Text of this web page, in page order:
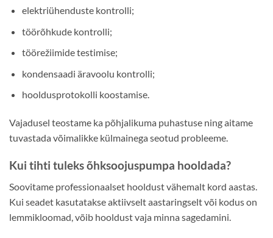
elektriühenduste kontrolli;
töörõhkude kontrolli;
töörežiimide testimise;
kondensaadi äravoolu kontrolli;
hooldusprotokolli koostamise.
Vajadusel teostame ka põhjalikuma puhastuse ning aitame
tuvastada võimalikke külmainega seotud probleeme.
Kui tihti tuleks õhksoojuspumpa hooldada?
Soovitame professionaalset hooldust vähemalt kord aastas.
Kui seadet kasutatakse aktiivselt aastaringselt või kodus on
lemmikloomad, võib hooldust vaja minna sagedamini.